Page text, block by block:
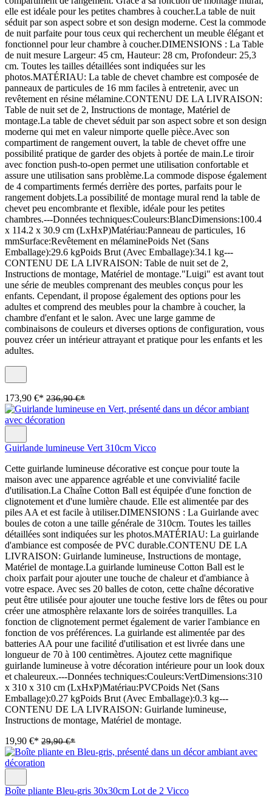
elle est idéale pour les petites chambres à coucher.La table de nuit
séduit par son aspect sobre et son design moderne. Cest la commode
de nuit parfaite pour tous ceux qui recherchent un meuble élégant et
fonctionnel pour leur chambre à coucher.DIMENSIONS : La Table
de nuit mesure Largeur: 45 cm, Hauteur: 28 cm, Profondeur: 25,3
cm. Toutes les tailles détaillées sont indiquées sur les
photos.MATÉRIAU: La table de chevet chambre est composée de
panneaux de particules de 16 mm faciles à entretenir, avec un
revêtement en résine mélamine.CONTENU DE LA LIVRAISON:
Table de nuit set de 2, Instructions de montage, Matériel de
montage.La table de chevet séduit par son aspect sobre et son design
moderne qui met en valeur nimporte quelle pièce.Avec son
compartiment de rangement ouvert, la table de chevet offre une
possibilité pratique de garder des objets à portée de main.Le tiroir
avec fonction push-to-open permet une utilisation confortable et
assure une utilisation sans problème.La commode dispose également
de 4 compartiments fermés derrière des portes, parfaits pour le
rangement dobjets.La possibilité de montage mural rend la table de
chevet peu encombrante et flexible, idéale pour les petites
chambres.---Données techniques:Couleurs:BlancDimensions:100.4
x 114.2 x 30.9 cm (LxHxP)Matériau:Panneau de particules, 16
mmSurface:Revêtement en mélaminePoids Net (Sans
Emballage):29.6 kgPoids Brut (Avec Emballage):34.1 kg---
CONTENU DE LA LIVRAISON: Table de nuit set de 2,
Instructions de montage, Matériel de montage."Luigi" est avant tout
une série de meubles comprenant des meubles conçus pour les
enfants. Cependant, il propose également des options pour les
adultes et comprend des meubles pour la chambre à coucher, la
chambre d'enfant et le salon. Avec une large gamme de
combinaisons de couleurs et diverses options de configuration, vous
pouvez créer un intérieur attrayant et pratique pour les enfants et les
adultes.
173,90 €* 236,90 €*
Guirlande lumineuse Vert 310cm Vicco
Cette guirlande lumineuse décorative est conçue pour toute la
maison avec une apparence agréable et une convivialité facile
d'utilisation.La Chaîne Cotton Ball est équipée d'une fonction de
clignotement et d'une lumière chaude. Elle est alimentée par des
piles AA et est facile à utiliser.DIMENSIONS : La Guirlande avec
boules de coton a une taille générale de 310cm. Toutes les tailles
détaillées sont indiquées sur les photos.MATÉRIAU: La guirlande
d'ambiance est composée de PVC durable.CONTENU DE LA
LIVRAISON: Guirlande lumineuse, Instructions de montage,
Matériel de montage.La guirlande lumineuse Cotton Ball est le
choix parfait pour ajouter une touche de chaleur et d'ambiance à
votre espace. Avec ses 20 balles de coton, cette chaîne décorative
peut être utilisée pour ajouter une touche festive lors de fêtes ou pour
créer une atmosphère relaxante lors de soirées tranquilles. La
fonction de clignotement permet également de varier l'ambiance en
fonction de vos préférences. La guirlande est alimentée par des
batteries AA pour une facilité d'utilisation et est livrée dans une
longueur de 70 à 100 centimètres. Ajoutez cette magnifique
guirlande lumineuse à votre décoration intérieure pour un look doux
et chaleureux.---Données techniques:Couleurs:VertDimensions:310
x 310 x 310 cm (LxHxP)Matériau:PVCPoids Net (Sans
Emballage):0.27 kgPoids Brut (Avec Emballage):0.3 kg---
CONTENU DE LA LIVRAISON: Guirlande lumineuse,
Instructions de montage, Matériel de montage.
19,90 €* 29,90 €*
Boîte pliante Bleu-gris 30x30cm Lot de 2 Vicco